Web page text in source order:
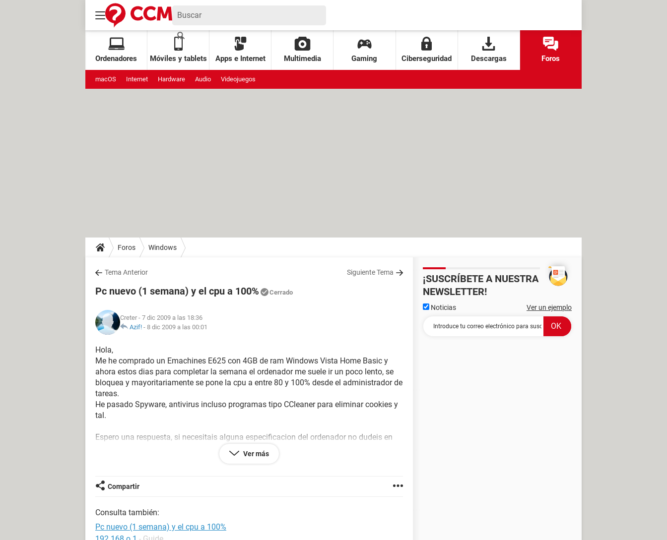
Ordenadores Móviles y tablets Apps e Internet Multimedia Gaming Ciberseguridad Descargas Foros
macOS Internet Hardware Audio Videojuegos
Foros Windows
Tema Anterior Siguiente Tema
Pc nuevo (1 semana) y el cpu a 100% Cerrado
Creter - 7 dic 2009 a las 18:36
Azif! - 8 dic 2009 a las 00:01
Hola,
Me he comprado un Emachines E625 con 4GB de ram Windows Vista Home Basic y
ahora estos dias para completar la semana el ordenador me suele ir un poco lento, se
bloquea y mayoritariamente se pone la cpu a entre 80 y 100% desde el administrador de
tareas.
He pasado Spyware, antivirus incluso programas tipo CCleaner para eliminar cookies y
tal.
Espero una respuesta, si necesitais alguna especificacion del ordenador no dudeis en
Gracias
Ver más
Compartir
Consulta también:
Pc nuevo (1 semana) y el cpu a 100%
¡SUSCRÍBETE A NUESTRA
NEWSLETTER!
Noticias Ver un ejemplo